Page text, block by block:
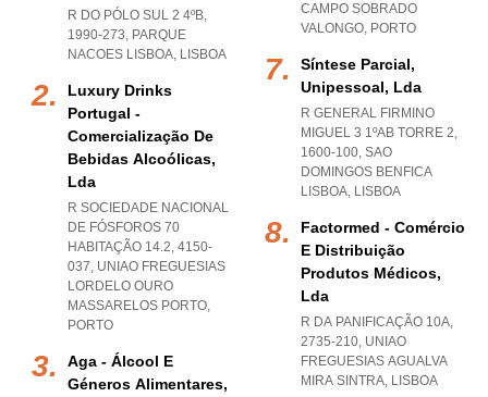
R DO PÓLO SUL 2 4ºB,
1990-273, PARQUE
NACOES LISBOA, LISBOA
Luxury Drinks
Portugal -
Comercialização De
Bebidas Alcoólicas,
Lda
R SOCIEDADE NACIONAL
DE FÓSFOROS 70
HABITAÇÃO 14.2, 4150-
037, UNIAO FREGUESIAS
LORDELO OURO
MASSARELOS PORTO,
PORTO
Aga - Álcool E
Géneros Alimentares,
CAMPO SOBRADO
VALONGO, PORTO
Síntese Parcial,
Unipessoal, Lda
R GENERAL FIRMINO
MIGUEL 3 1ºAB TORRE 2,
1600-100, SAO
DOMINGOS BENFICA
LISBOA, LISBOA
Factormed - Comércio
E Distribuição
Produtos Médicos,
Lda
R DA PANIFICAÇÃO 10A,
2735-210, UNIAO
FREGUESIAS AGUALVA
MIRA SINTRA, LISBOA